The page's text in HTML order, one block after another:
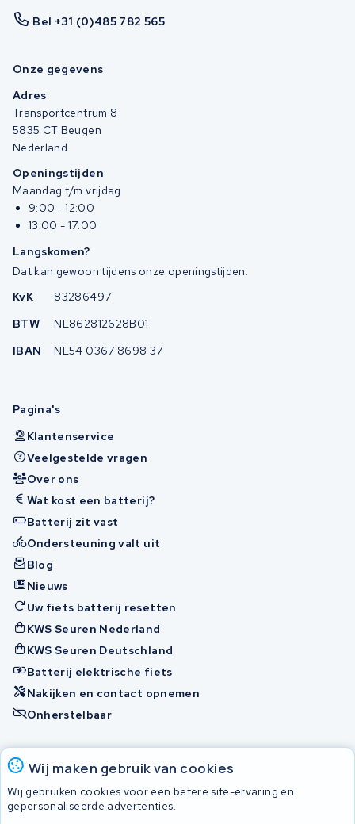
Wij maken gebruik van cookies
Wij gebruiken cookies voor een betere site-ervaring en
gepersonaliseerde advertenties.
Bel +31 (0)485 782 565
Onze gegevens
Adres
Transportcentrum 8
5835 CT Beugen
Nederland
Openingstijden
Maandag t/m vrijdag
9:00 - 12:00
13:00 - 17:00
Langskomen?
Dat kan gewoon tijdens onze openingstijden.
KvK
83286497
BTW
NL862812628B01
IBAN
NL54 0367 8698 37
Pagina's
Klantenservice
Veelgestelde vragen
Over ons
Wat kost een batterij?
Batterij zit vast
Ondersteuning valt uit
Blog
Nieuws
Uw fiets batterij resetten
KWS Seuren Nederland
KWS Seuren Deutschland
Batterij elektrische fiets
Nakijken en contact opnemen
Onherstelbaar
Accu's